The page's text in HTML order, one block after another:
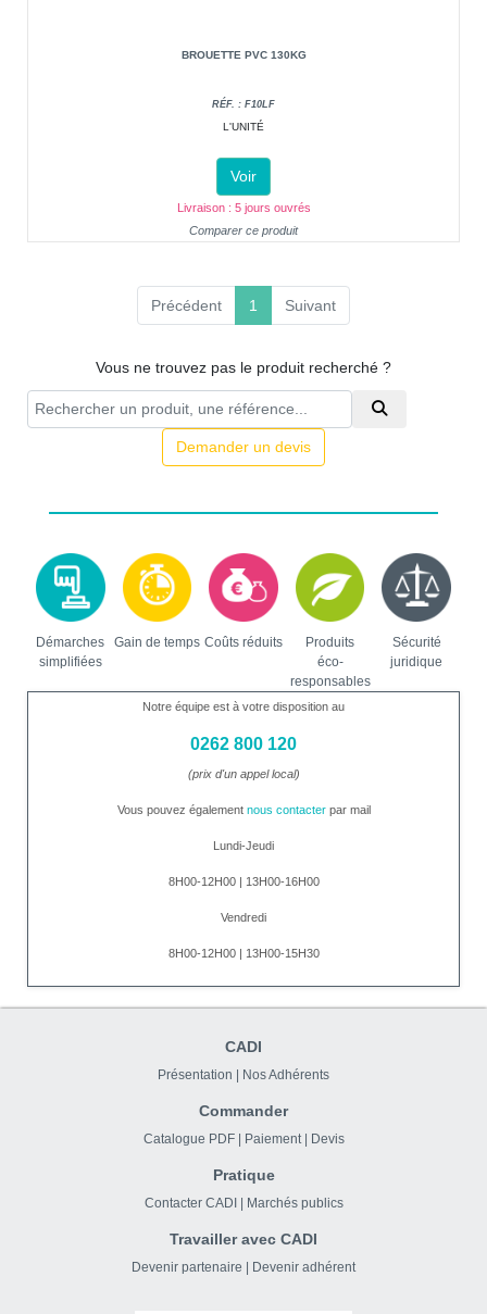
BROUETTE PVC 130KG
RÉF. : F10LF
L'UNITÉ
Voir
Livraison : 5 jours ouvrés
Comparer ce produit
Précédent 1 (current)
Suivant
Vous ne trouvez pas le produit recherché ?
Demander un devis
Démarches
simplifiées
Gain de temps Coûts réduits
Produits
éco-
responsables
Sécurité
juridique
Notre équipe est à votre disposition au
0262 800 120
(prix d'un appel local)
Vous pouvez également nous contacterpar mail
Lundi-Jeudi
8H00-12H00 | 13H00-16H00
Vendredi
8H00-12H00 | 13H00-15H30
CADI
Présentation Nos Adhérents
Commander
Catalogue PDF Paiement Devis
Pratique
Contacter CADI Marchés publics
Travailler avec CADI
Devenir partenaire Devenir adhérent